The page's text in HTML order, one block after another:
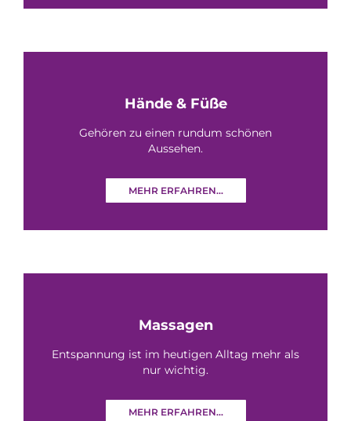
Hände & Füße
Gehören zu einen rundum schönen
Aussehen.
MEHR ERFAHREN...
Massagen
Entspannung ist im heutigen Alltag mehr als
nur wichtig.
MEHR ERFAHREN...